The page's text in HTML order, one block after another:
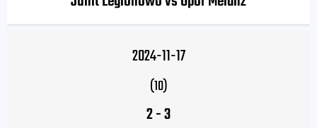
2024-11-17
(10)
2-3